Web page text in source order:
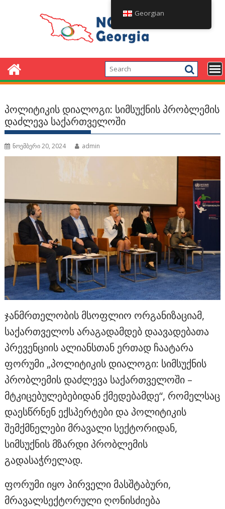
პოლიტიკის დიალოგი: სიმსუქნის პრობლემის
დაძლევა საქართველოში
ნოემბერი 20, 2024 admin
ჯანმრთელობის მსოფლიო ორგანიზაციამ,
საქართველოს არაგადამდებ დაავადებათა
პრევენციის ალიანსთან ერთად ჩაატარა
ფორუმი „პოლიტიკის დიალოგი: სიმსუქნის
პრობლემის დაძლევა საქართველოში –
მტკიცებულებებიდან ქმედებამდე“, რომელსაც
დაესწრნენ ექსპერტები და პოლიტიკის
შემქმნელები მრავალი სექტორიდან,
სიმსუქნის მზარდი პრობლემის
გადასაჭრელად.
ფორუმი იყო პირველი მასშტაბური,
მრავალსექტორული ღონისძიება
Georgian